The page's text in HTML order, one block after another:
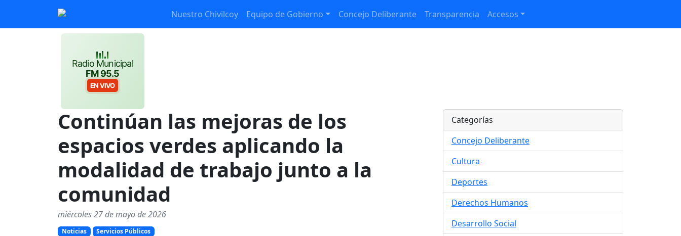
Nuestro Chivilcoy Equipo de Gobierno Concejo Deliberante Transparencia Accesos
Radio Municipal
FM 95.5
EN VIVO
Continúan las mejoras de los
espacios verdes aplicando la
modalidad de trabajo junto a la
comunidad
miércoles 27 de mayo de 2026
Noticias Servicios Públicos
Categorías
Concejo Deliberante
Cultura
Deportes
Derechos Humanos
Desarrollo Social